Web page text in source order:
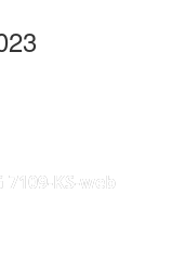
7109-KS-web